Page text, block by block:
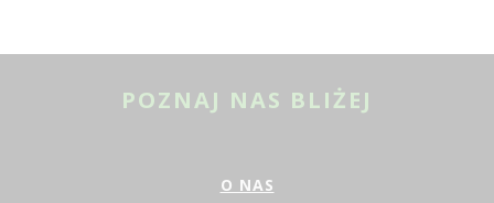
POZNAJ NAS BLIŻEJ
O NAS